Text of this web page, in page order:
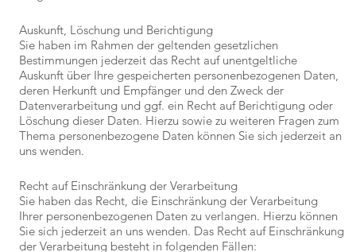
Auskunft, Löschung und Berichtigung
Sie haben im Rahmen der geltenden gesetzlichen
Bestimmungen jederzeit das Recht auf unentgeltliche
Auskunft über Ihre gespeicherten personenbezogenen Daten,
deren Herkunft und Empfänger und den Zweck der
Datenverarbeitung und ggf. ein Recht auf Berichtigung oder
Löschung dieser Daten. Hierzu sowie zu weiteren Fragen zum
Thema personenbezogene Daten können Sie sich jederzeit an
uns wenden.
Recht auf Einschränkung der Verarbeitung
Sie haben das Recht, die Einschränkung der Verarbeitung
Ihrer personenbezogenen Daten zu verlangen. Hierzu können
Sie sich jederzeit an uns wenden. Das Recht auf Einschränkung
der Verarbeitung besteht in folgenden Fällen: